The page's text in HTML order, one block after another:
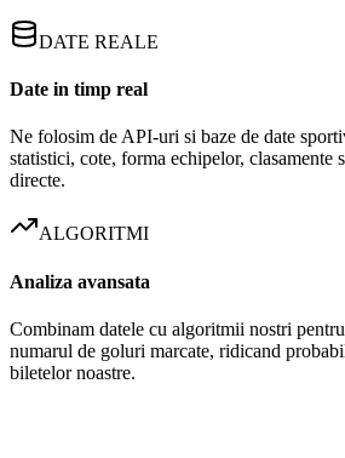
DATE REALE
Date in timp real
Ne folosim de API-uri si baze de date
statistici, cote, forma echipelor,
directe.
ALGORITMI
Analiza avansata
Combinam datele cu algoritmii nostri
numarul de goluri marcate, ridicand
biletelor noastre.